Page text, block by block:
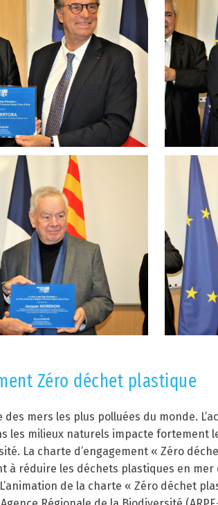
Zéro déchet plastique
des mers les plus polluées du monde.
les milieux naturels impacte fortement
La charte d’engagement « Zéro
à réduire les déchets plastiques en
de la charte « Zéro déchet